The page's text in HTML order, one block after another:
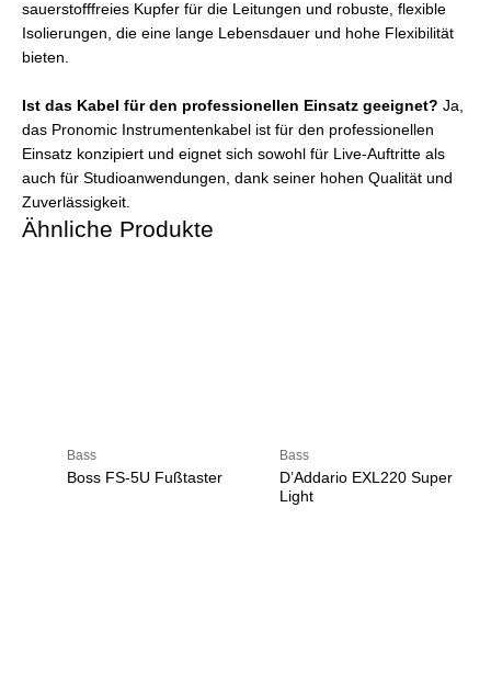
sauerstofffreies Kupfer für die Leitungen und robuste, flexible
Isolierungen, die eine lange Lebensdauer und hohe Flexibilität
bieten.
Ist das Kabel für den professionellen Einsatz geeignet? Ja,
das Pronomic Instrumentenkabel ist für den professionellen
Einsatz konzipiert und eignet sich sowohl für Live-Auftritte als
auch für Studioanwendungen, dank seiner hohen Qualität und
Zuverlässigkeit.
Ähnliche Produkte
Bass
Boss FS-5U Fußtaster
Bass
D’Addario EXL220 Super
Light